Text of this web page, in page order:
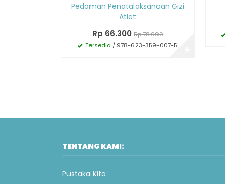
Pedoman Penatalaksanaan Gizi
Atlet
Rp 66.300 Rp 78.000
Tersedia / 978-623-359-007-5
TENTANG KAMI:
Pustaka Kita